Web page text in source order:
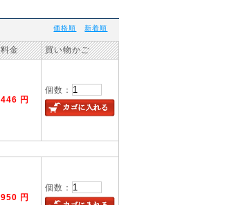
価格順 新着順
料金 買い物かご
446 円
個数：
950 円
個数：